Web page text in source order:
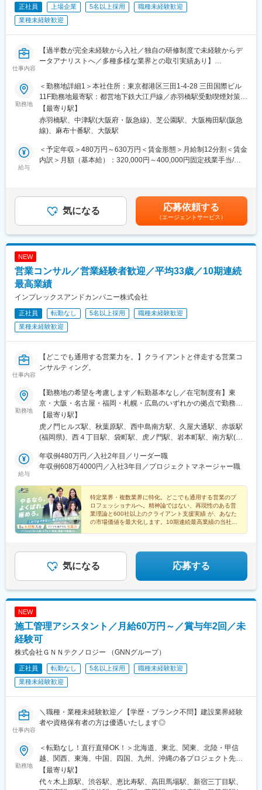
てもらう」接客
・「人を大切にする文化」と「頑張りを正当に評価する風土」の
もと、世界に日本の食文化と“おもてなし”を発信！
億以上、約500店舗の展開！国内は毎年10～20、海外は20~30店
舗の出店を予定しています。
・入社後はeラーニング「eトレ」や座学研修、OJTで調理・接客
から経営ノウハウまで体系的に学べます◎
・社外研修にも積極的で、飲食×ビジネスのスキルを幅広く習得可
能です。
・副店長→店長→エリアマネージャー→ブロック長といったマネ
ジメントラインのほか、人事・労務・広報・商品開発・海外事業
員も多数います。
・将来の独立を見据え、店舗経営を一通り学びたい方にもぴった
りの環境です！
ア内で人員を補い合い、適正な運営を実現しています。
■インセンティブ制度／年4回
・四半期毎の店舗ランキングにより決まります。※年間で最大100
■こんな方におすすめ：
・国内外に活躍のフィールドをお求めの方
・安定企業で長期的にキャリアを築きたい方
・若いうちから実力でキャリアアップしていきたい方
正社員 上場企業 5名以上採用
職種未経験歓迎
業種未経験歓迎
仕事内容
【過半数が完全未経験から入社／独自の研修制度で未経験からデ
ータアナリストへ／多種多様な業界との取引実績あり】
データを活用して企業の業務課題を解決する当社にて、データア
ナリストを募集いたします。
■業務概要
クライアントから受領するデータを分析し、業務課題解決・経営
課題解決に向けたプロジェクトへ参画頂きます。
本ポジションはアナリスト職として「知りたいことが分かる分
析」「議論するための材料となる分析」「仮説が正しいか検証で
■プロジェクト例（JR西日本様プロジェクト、一例）
（2）マーケティング分野への適用拡大
・山陽新幹線および近畿圏在来線の収益向上に関する共同プロジ
ェクト
クト
・ICOCAデータ分析における共同プロジェクトおよび、共同特許
■研修制度
研修では1か月半～2か月の期間にて当社独自の分析方法を習得し
習得、データ可視化ツール（tableau）の習得を目指し研修を受け
ていただきます。
研修後は疑似プロジェクトにて経験を積んでいただくか、実際の
プロジェクトへのアサインとなります。
研修の流れ（一例）
・データベースを扱うためのSQL
・データの取り扱い方法
・データの読み解き方
■チーム内コミュニケーションについて
情報交換の場としてチーム内でシェア会を実施しています。直近
のプロジェクト内容や、発表者が直近興味がある技術などについ
て情報交換を行い、相互の業務状況を理解したり、知識を深める
■配属組織構成
ディレクター含め合計15名、平均年齢は約33歳です。チームリー
ダーは前職化学系メーカーの研究職。その他、理系学部や大学
院、研究開発職出身者が活躍中です。
勤務地
＜勤務地詳細1＞本社住所：東京都港区三田1-4-28 三田国際ビル
11F勤務地最寄駅：都営地下鉄大江戸線／赤羽橋駅受動喫煙対策：
屋内全面禁煙＜勤務地詳細2＞大阪オフィス住所：大阪府大阪市北
区大深町6番38号 グラングリーン大阪 北館 JAM BASE 4階
JAM-STUDIO 404号室勤務地最寄駅：JR線／大阪駅受動喫煙対
【最寄り駅】
赤羽橋駅、中津駅(大阪府・阪急線)、芝公園駅、大阪梅田駅(阪急
線)、麻布十番駅、大阪駅
給与
＜予定年収＞480万円～630万円＜賃金形態＞月給制12分割＜賃金
内訳＞月額（基本給）：320,000円～400,000円固定残業手当/
＞オファー年収はご経験・スキルに応じて決定いたします。リア
ルタイムプロモーションという評価制度があり、毎月、昇給の機
会があります。過去には入社2ヶ月で給与が上がった方もいます。
賃金はあくまでも目安の金額であり、選考を通じて上下する可能
性があります。月給(月額)は固定手当を含めた表記です。
気になる 応募依頼する
（エージェントサービス）
NEW
営業コンサル／営業経験者歓迎／平均33歳／10期連続
最高業績
インプレックスアンドカンパニー株式会社
正社員 転勤なし 5名以上採用
職種未経験歓迎
業種未経験歓迎
仕事内容
【どこでも通用する営業力を。】クライアントと伴走する営業コ
ンサルティング。
勤務地
【勤務地の希望を考慮します／転勤基本なし／在宅制度有】東
京・大阪・名古屋・福岡・札幌・広島のいずれかの拠点で勤務◯
東京本社東京都港区虎ノ門1-23-1 虎ノ門ヒルズ森タワー18階受動
喫煙対策：あり（屋内禁煙 / 喫煙専用室あり)◯秋葉原営業所東京
都千代田区神田和泉町1-7-2 S-Glanzビル4階受動喫煙対策：あり
幌大手町ビル5階受動喫煙対策：あり（敷地内禁煙）◯名古屋営業
所愛知県名古屋市東区泉1-15-14 アルピニストビル6階受動喫煙対
阪府大阪市淀川区西中島5-11-9 新大阪中里ビル3階受動喫煙対
策：あり（屋内禁煙 / 喫煙専用室設置あり)◯広島営業所広島県広
島市中区大手町2-8-1 大手町スクエア8階（B）受動喫煙対策：あ
り（敷地内禁煙）◯福岡営業所福岡県福岡市中央区大名1-2-23 ビ
ジネス・ワンけやき通りビル3階受動喫煙対策：あり（屋内禁煙・
【最寄り駅】
虎ノ門ヒルズ駅、秋葉原駅、西中島南方駅、久屋大通駅、赤坂駅
(福岡県)、西４丁目駅、袋町駅、虎ノ門駅、岩本町駅、南方駅(大
駅、末広町駅(東京都)、新大阪駅、栄駅(愛知県)、西鉄福岡駅、狸
小路駅、中電前駅
給与
年収例480万円／入社2年目／リーダー職
年収例608万4000円／入社3年目／プロジェクトマネージャー職
特定業界・複数業界に特化。どこでも通用する営業のプ
ロフェッショナルへ。精神論ではない、再現性のある営
業理論と600社以上のクライアント支援実績 が、あなた
の市場価値を最大化します。10期連続最高業績の当社
気になる 応募する
NEW
施工管理アシスタント／月給60万円～／賞与年2回／未
経験可
株式会社ＧＮＮテクノロジー （GNNグループ）
正社員 転勤なし 5名以上採用
職種未経験歓迎
業種未経験歓迎
仕事内容
＼職種・業種未経験歓迎／【学歴・ブランク不問】建設業界経験
者や資格保有者の方は優遇いたします◎
勤務地
＜転勤なし！直行直帰OK！＞北海道、東北、関東、北陸・甲信
越、関西、東海、中国、四国、九州、沖縄の各プロジェクト先★
希望勤務地・通勤時間を考慮いたします！★直行直帰OK★U・Iタ
ーン歓迎！住宅手当あり★転居を伴う転勤はありません北海道東
【最寄り駅】
代々木上原駅、渋谷駅、恵比寿駅、高田馬場駅、新宿三丁目駅、